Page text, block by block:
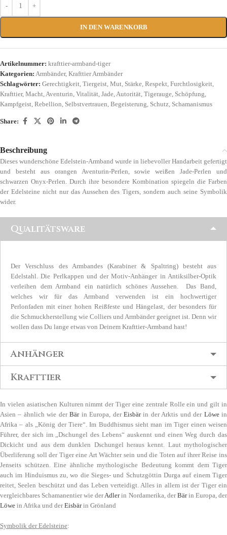
IN DEN WARENKORB
Artikelnummer: krafttier-armband-tiger
Kategorien: Armbänder, Krafttier Armbänder
Schlagwörter: Gerechtigkeit, Tiergeist, Mut, Stärke, Respekt, Furchtlosigkeit,
Krafttier, Macht,Aventurin, Vitalität, Jade,Autorität, Tigerauge, Schöpfung,
Kampfgeist, Rebellion, Selbstvertrauen, Begeisterung, Schutz, Schamanismus
Share:
Beschreibung
Dieses wunderschöne Edelstein-Armband wurde in liebevoller Handarbeit gefertigt
und besteht aus orangen Aventurin-Perlen, sowie weißen Jade-Perlen und
schwarzen Onyx-Perlen. Durch ihre besondere Kombination spiegeln die Farben
der Edelsteine nicht nur das Aussehen des Tigers, sondern auch seine Symbolik
wider.
Qualitätsware
Der Verschluss des Armbandes (Karabiner & Spaltring) besteht aus
Edelstahl. Die Perlkappen und der Motiv-Anhänger in Antiksilber-Optik
verleihen dem Armband ein natürlich schönes Aussehen. Das Band,
welches wir für das Armband verwenden ist ein hochwertiger
Perlonfaden mit einer hohen Reißfeste und Hängelast, der besonders für
die Schmuckherstellung wie Colliers und Armbänder geeignet ist. Denn wir
wollen dass Du lange etwas von Deinem Krafttier-Armband hast!
Anhänger
Krafttier
In vielen asiatischen Kulturen nimmt der Tiger eine zentrale Rolle ein und gilt in
Asien – ähnlich wie derBärin Europa, der Eisbärin der Arktis und der Löwein
Afrika – als „König der Tiere“. Im Buddhismus sieht man im Tiger einen weisen
Führer, der sich im „Dschungel des Lebens“ auskennt und einen Weg durch das
Dickicht und aus dem dunklen Dschungel heraus kennt. Laut mythologischer
Überliferung soll der Tiger eine Art Wächter sein und die Toten auf ihrer Reise ins
Jenseits schützen. Eine ähnliche mythologische Bedeutung kommt dem Tiger
auch im Hinduismus zu, wo die Sieges- und Schutzgöttin Durga auf einem Tiger
reitet, Seelen beschützt und das Leben verteidigt. Alles in allem ist der Tiger ein
vergleichbares Schamanentier wie derAdlerin Nordamerika, derBärin Europa, der
Löwe in Afrika und derEisbärin Grönland
Symbolik der Edelsteine: